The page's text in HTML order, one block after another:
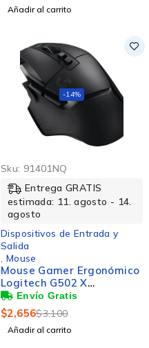
Añadir al carrito
-14%
Sku: 91401NQ
Entrega GRATIS
estimada: 11. agosto - 14.
agosto
Dispositivos de Entrada y
Salida
Mouse
Mouse Gamer Ergonómico
Logitech G502 X
Lightspeed, Inalámbrico,
Óptico, 25.600DPI, RF
Inalámbrico, Negro
$3,100
$2,656
Añadir al carrito